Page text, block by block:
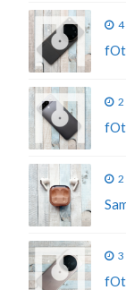
4
2
2
3